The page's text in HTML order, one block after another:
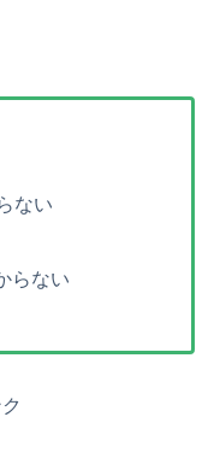
ない
らない